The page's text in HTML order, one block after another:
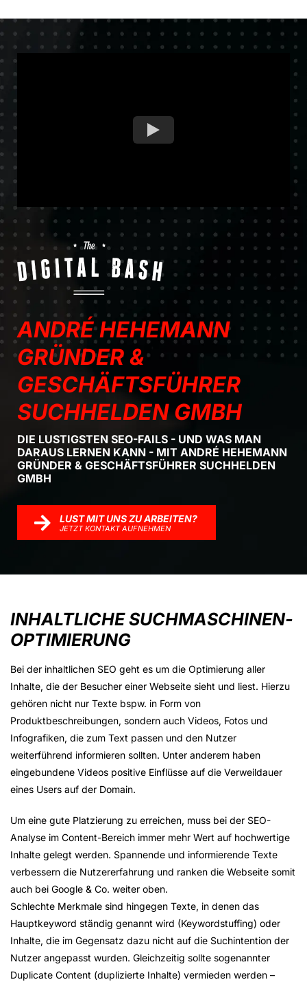
ANDRÉ HEHEMANN
GRÜNDER &
GESCHÄFTSFÜHRER
SUCHHELDEN GMBH
DIE LUSTIGSTEN SEO-FAILS - UND WAS MAN
DARAUS LERNEN KANN - MIT ANDRÉ HEHEMANN
GRÜNDER & GESCHÄFTSFÜHRER SUCHHELDEN
GMBH
LUST MIT UNS ZU ARBEITEN?
JETZT KONTAKT AUFNEHMEN
INHALTLICHE SUCHMASCHINEN­
OPTIMIERUNG
Bei der inhaltlichen SEO geht es um die Optimierung aller
Inhalte, die der Besucher einer Webseite sieht und liest. Hierzu
gehören nicht nur Texte bspw. in Form von
Produktbeschreibungen, sondern auch Videos, Fotos und
Infografiken, die zum Text passen und den Nutzer
weiterführend informieren sollten. Unter anderem haben
eingebundene Videos positive Einflüsse auf die Verweildauer
eines Users auf der Domain.
Um eine gute Platzierung zu erreichen, muss bei der SEO-
Analyse im Content-Bereich immer mehr Wert auf hochwertige
Inhalte gelegt werden. Spannende und informierende Texte
verbessern die Nutzererfahrung und ranken die Webseite somit
auch bei Google & Co. weiter oben.
Schlechte Merkmale sind hingegen Texte, in denen das
Hauptkeyword ständig genannt wird (Keywordstuffing) oder
Inhalte, die im Gegensatz dazu nicht auf die Suchintention der
Nutzer angepasst wurden. Gleichzeitig sollte sogenannter
Duplicate Content (duplizierte Inhalte) vermieden werden –